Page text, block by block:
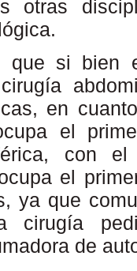
otras
que si bien
en
el
con
el
ya que
cirugía
de